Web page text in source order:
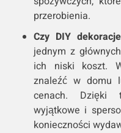
przerobienia.
Czy DIY
jednym z
ich niski koszt.
znaleźć w domu
cenach. Dzięki
wyjątkowe i
konieczności